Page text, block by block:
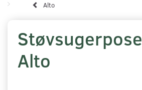
Alto
Alto